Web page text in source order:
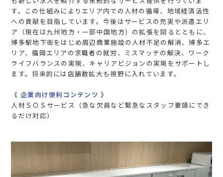
す。この仕組みによりエリア内での人材の循環、地域経済活性
への貢献を目指しています。今後はサービスの充実や派遣エリ
ア（現在は九州地方・一部中国地方）の拡張を図るとともに、
博多駅地下街をはじめ周辺商業施設の人材不足の解消、博多エ
リア、福岡エリアの求職者の就労、ミスマッチの解決、ワーク
ライフバランスの実現、キャリアビジョンの実現をサポートし
ます。将来的には店舗数拡大も視野に入れています。
《 企業向け便利コンテンツ 》
人材ＳＯＳサービス（急な欠員など緊急なスタッフ要請にでき
るだけ対応）